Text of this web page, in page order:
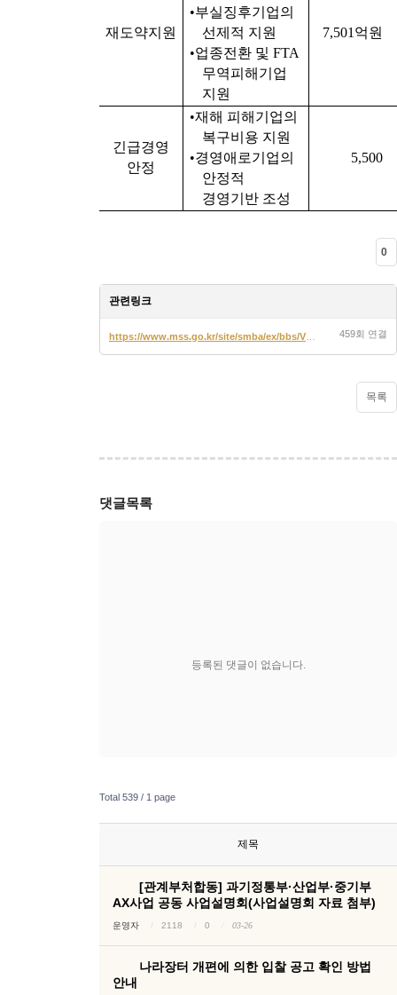
재도약지원
•부실징후기업의
선제적 지원
•업종전환 및 FTA
무역피해기업
지원
7,501 억원
긴급경영
안정
•재해 피해기업의
복구비용 지원
•경영애로기업의
안정적
경영기반 조성
5,500
0
관련링크
459회 연결
목록
댓글목록
등록된 댓글이 없습니다.
Total 539 / 1 page
제목
[관계부처합동] 과기정통부·산업부·중기부
AX사업 공동 사업설명회(사업설명회 자료 첨부)
운영자 2118 0 03-26
나라장터 개편에 의한 입찰 공고 확인 방법
안내